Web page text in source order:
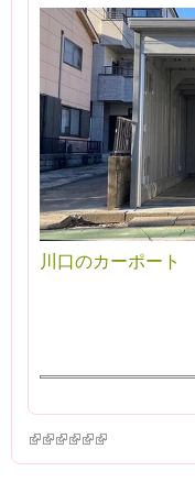
川口のカーポート
(link is external)
(link is external)
(link is external)
(link is external)
(link is external)
(link is external)